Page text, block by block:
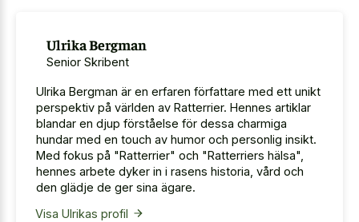
Ulrika Bergman
Senior Skribent
Ulrika Bergman är en erfaren författare med ett unikt
perspektiv på världen av Ratterrier. Hennes artiklar
blandar en djup förståelse för dessa charmiga
hundar med en touch av humor och personlig insikt.
Med fokus på "Ratterrier" och "Ratterriers hälsa",
hennes arbete dyker in i rasens historia, vård och
den glädje de ger sina ägare.
Visa Ulrikas profil